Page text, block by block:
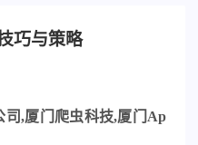
巧与策略
司,厦门爬虫科技,厦门 Ap